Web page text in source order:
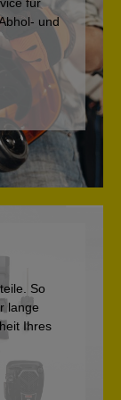
und
So
lange
Ihres